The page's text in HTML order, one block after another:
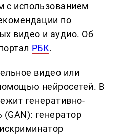
с использованием
по
видео и аудио. Об
РБК.
видео или
нейросетей. В
генеративно-
(GAN): генератор